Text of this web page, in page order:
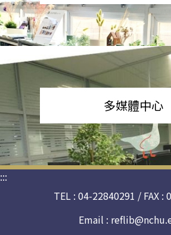
多媒體中心
:::
TEL : 04-22840291 / FAX :
Email :